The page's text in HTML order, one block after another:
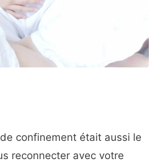
confinement était aussi le
reconnecter avec votre